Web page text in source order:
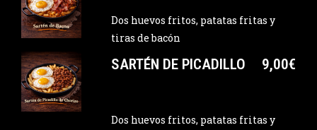
Dos huevos fritos, patatas fritas y
tiras de bacón
SARTÉN DE PICADILLO 9,00€
Dos huevos fritos, patatas fritas y